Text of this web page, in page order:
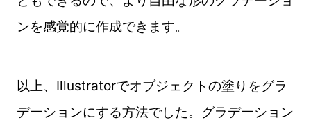
ンを感覚的に作成できます。
以上、Illustratorでオブジェクトの塗りをグラ
デーションにする方法でした。グラデーション